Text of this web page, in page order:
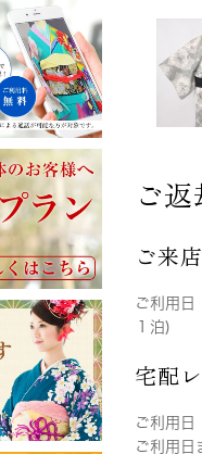
ご
ご来
ご利用日
１泊)
宅配
ご利用日
ご利用日